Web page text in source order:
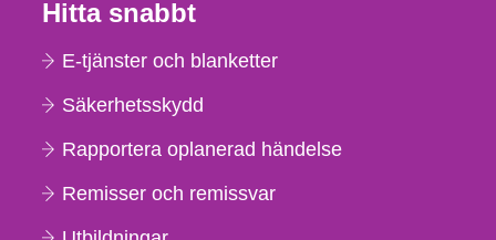
Hitta snabbt
E-tjänster och blanketter
Säkerhetsskydd
Rapportera oplanerad händelse
Remisser och remissvar